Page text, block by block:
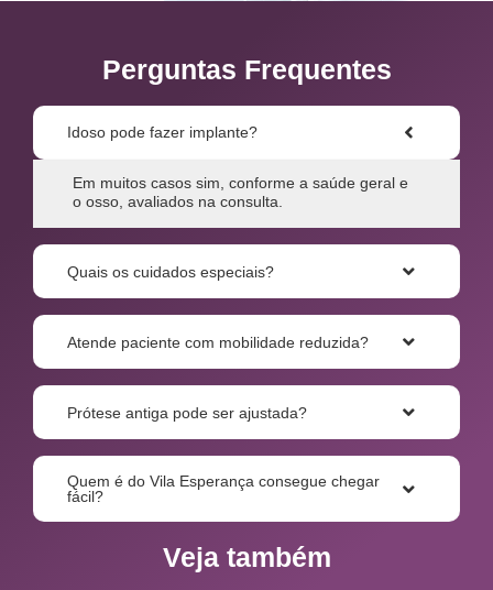
Perguntas Frequentes
Idoso pode fazer implante?
Em muitos casos sim, conforme a saúde geral e
o osso, avaliados na consulta.
Quais os cuidados especiais?
Atende paciente com mobilidade reduzida?
Prótese antiga pode ser ajustada?
Quem é do Vila Esperança consegue chegar
fácil?
Veja também